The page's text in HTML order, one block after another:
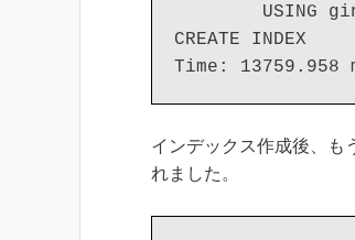
USING
CREATE INDEX
Time: 13759.958
インデックス作成後、も
れました。